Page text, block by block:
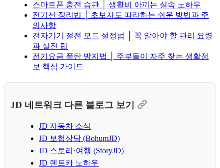
스마트폰 충전 습관 │ 생활비 아끼는 실속 노하우
전기선 정리법 │ 초보자도 따라하는 쉬운 방법과 주
의사항
전자기기 절전 모드 설정법 │ 꼭 알아야 할 관리 요령
과 실전 팁
전기요금 폭탄 방지법 │ 주부들이 자주 찾는 생활정
보 핵심 가이드
JD 네트워크 다른 블로그 보기
JD 자동차 소식
JD 보험상담 (BohumJD)
JD 스토리·여행 (StoryJD)
JD 렌트카 노하우